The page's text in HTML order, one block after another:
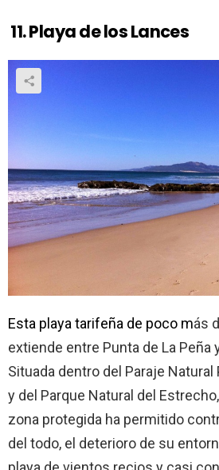
11.Playa de los Lances
Esta playa tarifeña de poco más
extiende entre Punta de La Peña
Situada dentro del Paraje Natural
y del Parque Natural del
zona protegida ha permitido
del todo, el deterioro de su